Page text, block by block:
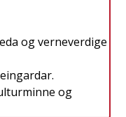
og verneverdige
og